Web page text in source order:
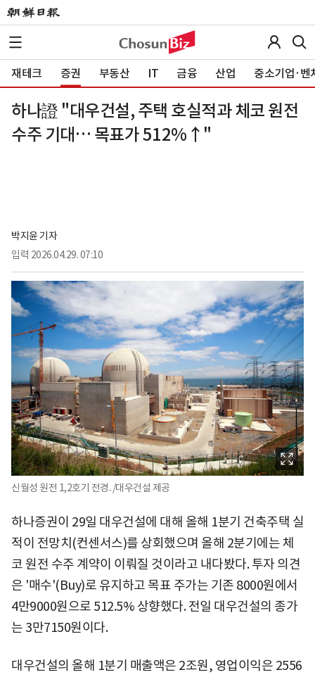
재테크 증권 부동산 IT 금융 산업 중소기업·벤
하나證 "대우건설, 주택 호실적과 체코 원전
수주 기대… 목표가 512%↑"
박지윤 기자
입력 2026.04.29. 07:10
신월성 원전 1,2호기 전경. /대우건설 제공
하나증권이 29일 대우건설에 대해 올해 1분기 건축주택 실
적이 전망치(컨센서스)를 상회했으며 올해 2분기에는 체
코 원전 수주 계약이 이뤄질 것이라고 내다봤다. 투자 의견
은 '매수'(Buy)로 유지하고 목표 주가는 기존 8000원에서
4만9000원으로 512.5% 상향했다. 전일 대우건설의 종가
는 3만7150원이다.
대우건설의 올해 1분기 매출액은 2조원, 영업이익은 2556